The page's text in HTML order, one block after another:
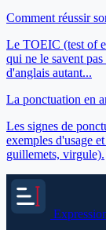
Comment réussir
Le TOEIC (test of
qui ne le savent
d'anglais autant...
La ponctuation en
Les signes de
exemples d'usage
guillemets, virgule).